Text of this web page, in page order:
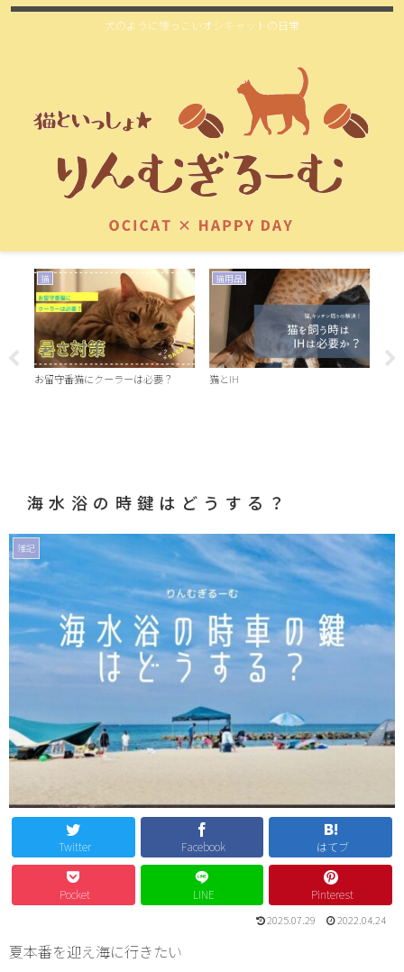
犬のように懐っこいオシキャットの日常
猫
お留守番猫にクーラーは必要？
猫用品
猫とIH
海水浴の時鍵はどうする？
雑記
Twitter Facebook はてブ
Pocket LINE Pinterest
2025.07.29 2022.04.24
夏本番を迎え海に行きたい